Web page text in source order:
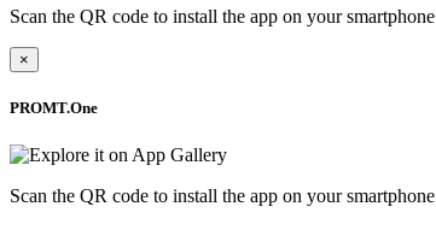
Scan the QR code to install the app on your smartphone
×
PROMT.One
Scan the QR code to install the app on your smartphone